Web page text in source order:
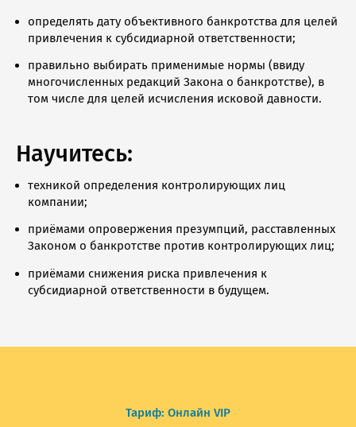
определять дату объективного банкротства для целей
привлечения к субсидиарной ответственности;
правильно выбирать применимые нормы (ввиду
многочисленных редакций Закона о банкротстве), в
том числе для целей исчисления исковой давности.
Научитесь:
техникой определения контролирующих лиц
компании;
приёмами опровержения презумпций, расставленных
Законом о банкротстве против контролирующих лиц;
приёмами снижения риска привлечения к
субсидиарной ответственности в будущем.
Тариф: Онлайн VIP